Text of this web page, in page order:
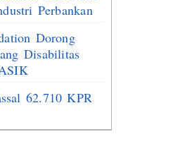
Perbankan
Dorong
Disabilitas
62.710 KPR